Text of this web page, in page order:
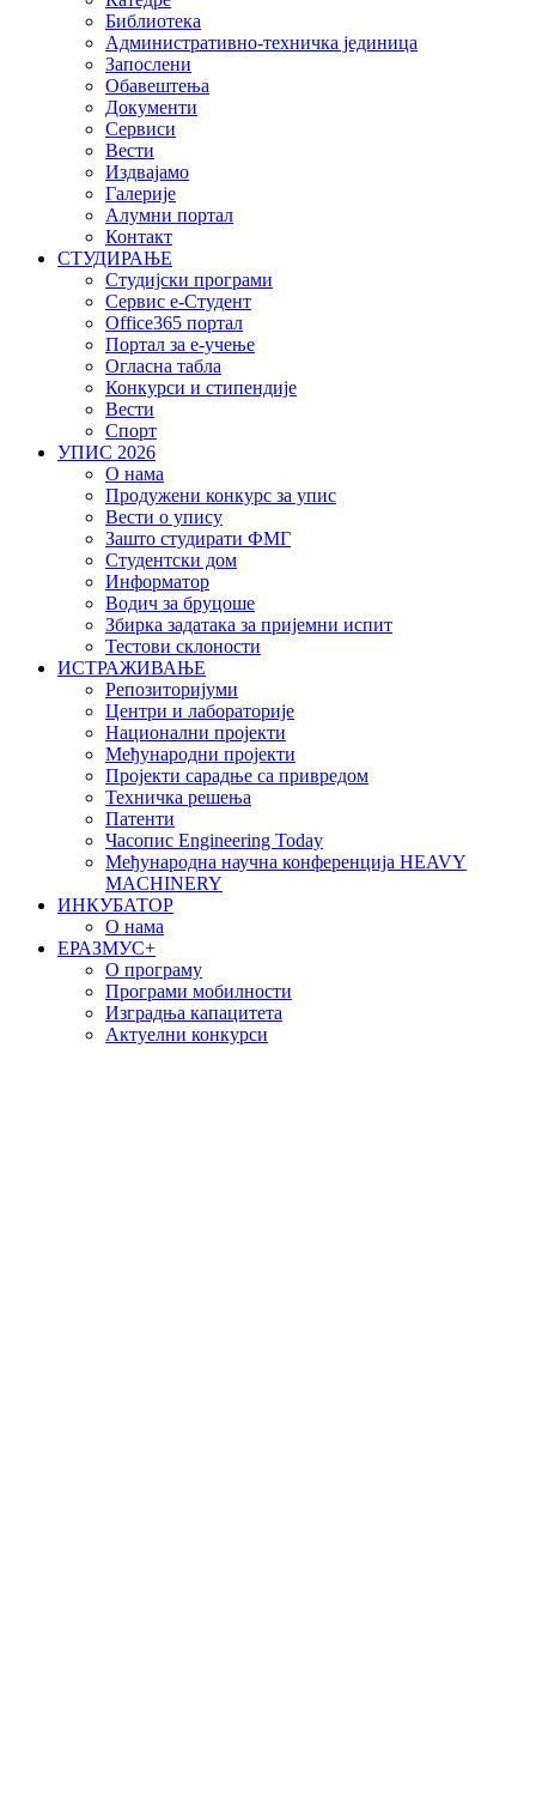
Библиотека
Административно-техничка јединица
Запослени
Обавештења
Документи
Сервиси
Вести
Издвајамо
Галерије
Алумни портал
Контакт
СТУДИРАЊЕ
Студијски програми
Сервис е-Студент
Office365 портал
Портал за е-учење
Огласна табла
Конкурси и стипендије
Вести
Спорт
УПИС 2026
О нама
Продужени конкурс за упис
Вести о упису
Зашто студирати ФМГ
Студентски дом
Информатор
Водич за бруцоше
Збиркa задатака за пријемни испит
Тестови склоности
ИСТРАЖИВАЊЕ
Репозиторијуми
Центри и лабораторије
Национални пројекти
Међународни пројекти
Пројекти сарадње са привредом
Техничка решења
Патенти
Часопис Engineering Today
Међународна научна конференција HEAVY
MACHINERY
ИНКУБАТОР
О нама
EРАЗМУС+
О програму
Програми мобилности
Изградња капацитета
Актуелни конкурси